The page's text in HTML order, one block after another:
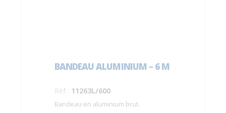
BANDEAU ALUMINIUM – 6 M
Réf : 11263L/600
Bandeau en aluminium brut.